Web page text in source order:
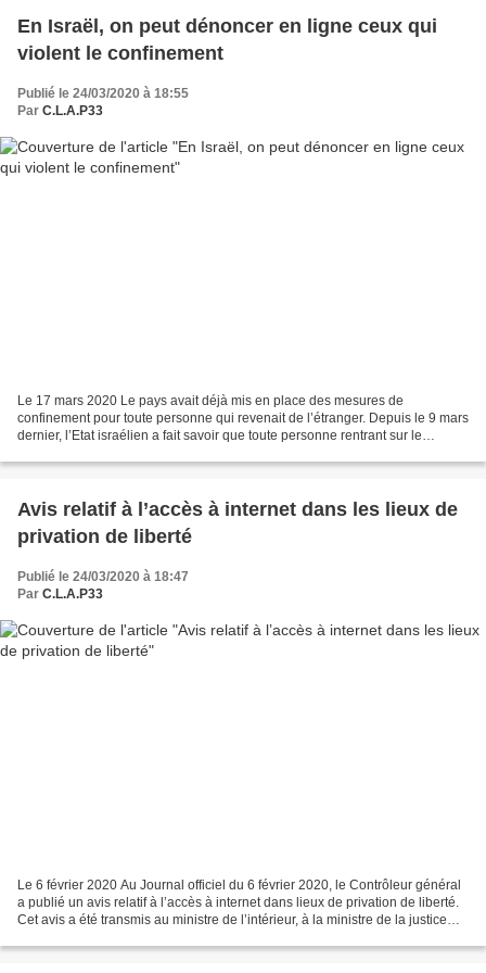
En Israël, on peut dénoncer en ligne ceux qui
violent le confinement
Publié le 24/03/2020 à 18:55
Par C.L.A.P33
Le 17 mars 2020 Le pays avait déjà mis en place des mesures de
confinement pour toute personne qui revenait de l’étranger. Depuis le 9 mars
dernier, l’Etat israélien a fait savoir que toute personne rentrant sur le
Avis relatif à l’accès à internet dans les lieux de
privation de liberté
Publié le 24/03/2020 à 18:47
Par C.L.A.P33
Le 6 février 2020 Au Journal officiel du 6 février 2020, le Contrôleur général
a publié un avis relatif à l’accès à internet dans lieux de privation de liberté.
Cet avis a été transmis au ministre de l’intérieur, à la ministre de la justice